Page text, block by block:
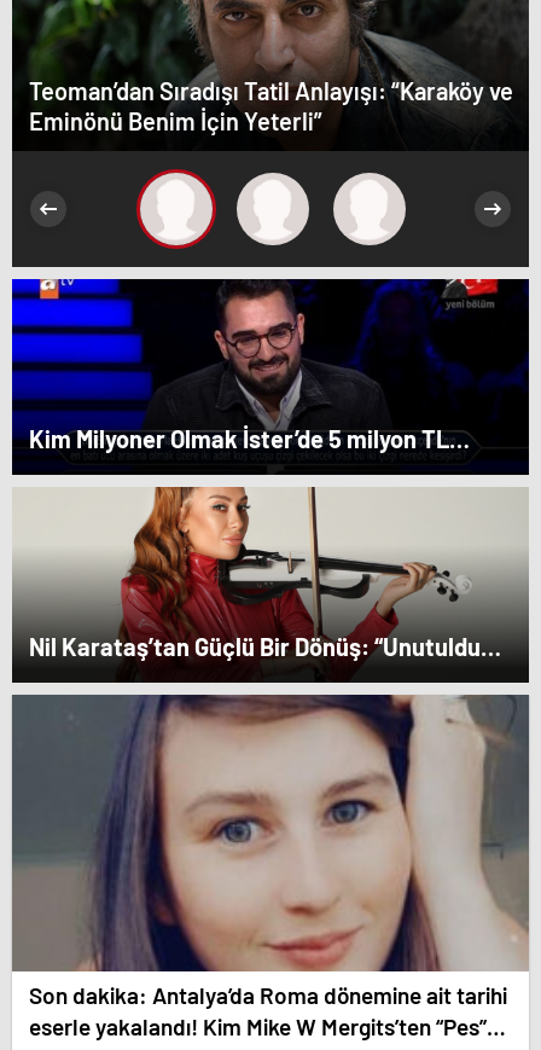
Teoman’dan Sıradışı Tatil Anlayışı: “Karaköy ve
Eminönü Benim İçin Yeterli”
Kim Milyoner Olmak İster’de 5 milyon TL
değerindeki soru açıldı!
Nil Karataş’tan Güçlü Bir Dönüş: “Unutuldun”
Yayında!
Son dakika: Antalya’da Roma dönemine ait tarihi
eserle yakalandı! Kim Mike W Mergits’ten “Pes”